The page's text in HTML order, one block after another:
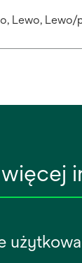
Lewo, Lewo/